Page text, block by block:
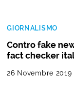
GIORNALISMO
Contro fake
fact checker
26 Novembre 2019